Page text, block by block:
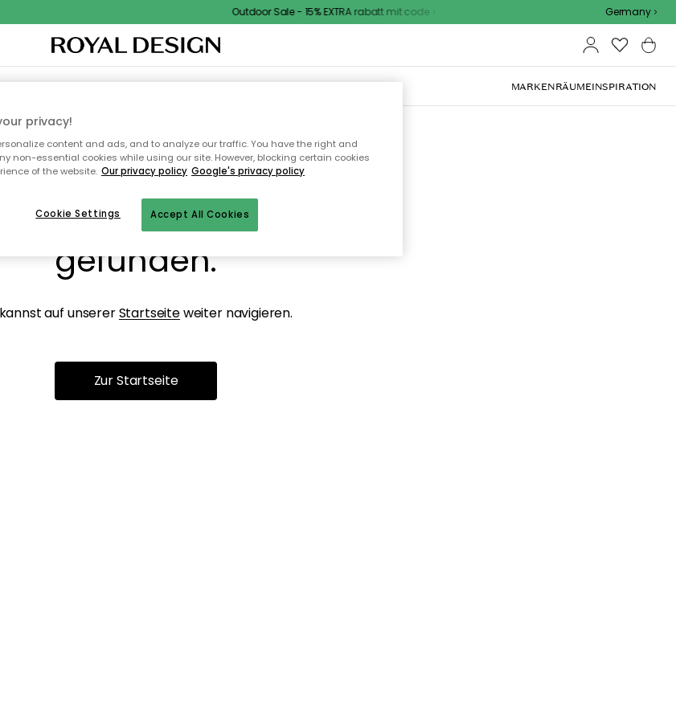
Outdoor Sale - 15% EXTRA rabatt mit code Germany
TEXTILIEN & TEPPICHEKÜCHEAUFBEWAHRUNGOUTDOOR-MÖBEL MARKENRÄUMEINSPIRATION
die Seite wurde nicht
gefunden.
auf unsererStartseiteweiter navigieren.
Zur Startseite
privacy!
content and ads, and to analyze our traffic. You have the right and
non-essential cookies while using our site. However, blocking certain cookies
of the website. Our privacy policy Google's privacy policy
Accept All Cookies
Cookie Settings